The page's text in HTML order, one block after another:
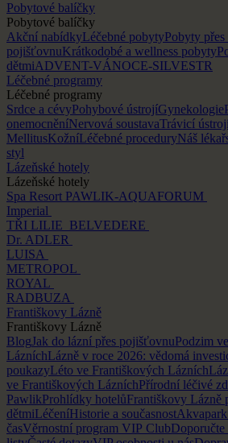
Pobytové balíčky
Pobytové balíčky
Akční nabídkyLéčebné pobytyPobyty
pojišťovnuKrátkodobé a wellness pobyty
dětmiADVENT-VÁNOCE-SILVESTR
Léčebné programy
Léčebné programy
Srdce a cévyPohybové ústrojíGynekologie
onemocněníNervová soustavaTrávicí
MellitusKožníLéčebné proceduryNáš
styl
Lázeňské hotely
Lázeňské hotely
Spa Resort PAWLIK-AQUAFORUM
Imperial
TŘI LILIE BELVEDERE
Dr. ADLER
LUISA
METROPOL
ROYAL
RADBUZA
Františkovy Lázně
Františkovy Lázně
BlogJak do lázní přes pojišťovnuPodzim
LázníchLázně v roce 2026: vědomá
poukazyLéto ve Františkových Lázních
ve Františkových LázníchPřírodní léčivé
PawlikProhlídky hotelůFrantiškovy Lázně
dětmiLéčeníHistorie a současnost
časVěrnostní program VIP ClubDoporučte